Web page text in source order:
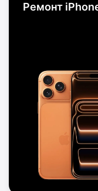
Ремонт